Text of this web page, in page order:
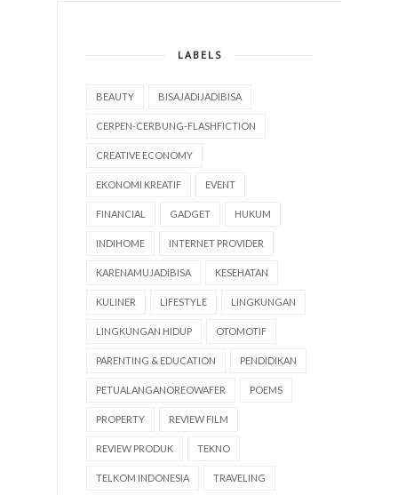
LABELS
BEAUTY BISAJADIJADIBISA
CERPEN-CERBUNG-FLASHFICTION
CREATIVE ECONOMY
EKONOMI KREATIF EVENT
FINANCIAL GADGET HUKUM
INDIHOME INTERNET PROVIDER
KARENAMUJADIBISA KESEHATAN
KULINER LIFESTYLE LINGKUNGAN
LINGKUNGAN HIDUP OTOMOTIF
PARENTING & EDUCATION PENDIDIKAN
PETUALANGANOREOWAFER POEMS
PROPERTY REVIEW FILM
REVIEW PRODUK TEKNO
TELKOM INDONESIA TRAVELING